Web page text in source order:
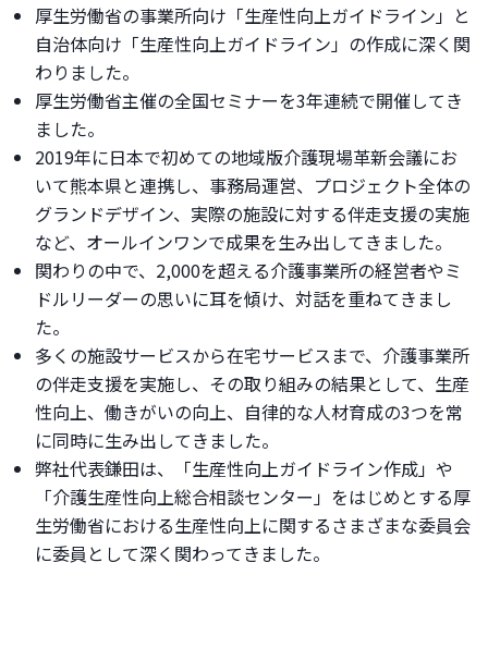
厚生労働省の事業所向け「生産性向上ガイドライン」と
自治体向け「生産性向上ガイドライン」の作成に深く関
わりました。
厚生労働省主催の全国セミナーを3年連続で開催してき
ました。
2019年に日本で初めての地域版介護現場革新会議にお
いて熊本県と連携し、事務局運営、プロジェクト全体の
グランドデザイン、実際の施設に対する伴走支援の実施
など、オールインワンで成果を生み出してきました。
関わりの中で、2,000を超える介護事業所の経営者やミ
ドルリーダーの思いに耳を傾け、対話を重ねてきまし
た。
多くの施設サービスから在宅サービスまで、介護事業所
の伴走支援を実施し、その取り組みの結果として、生産
性向上、働きがいの向上、自律的な人材育成の3つを常
に同時に生み出してきました。
弊社代表鎌田は、「生産性向上ガイドライン作成」や
「介護生産性向上総合相談センター」をはじめとする厚
生労働省における生産性向上に関するさまざまな委員会
に委員として深く関わってきました。